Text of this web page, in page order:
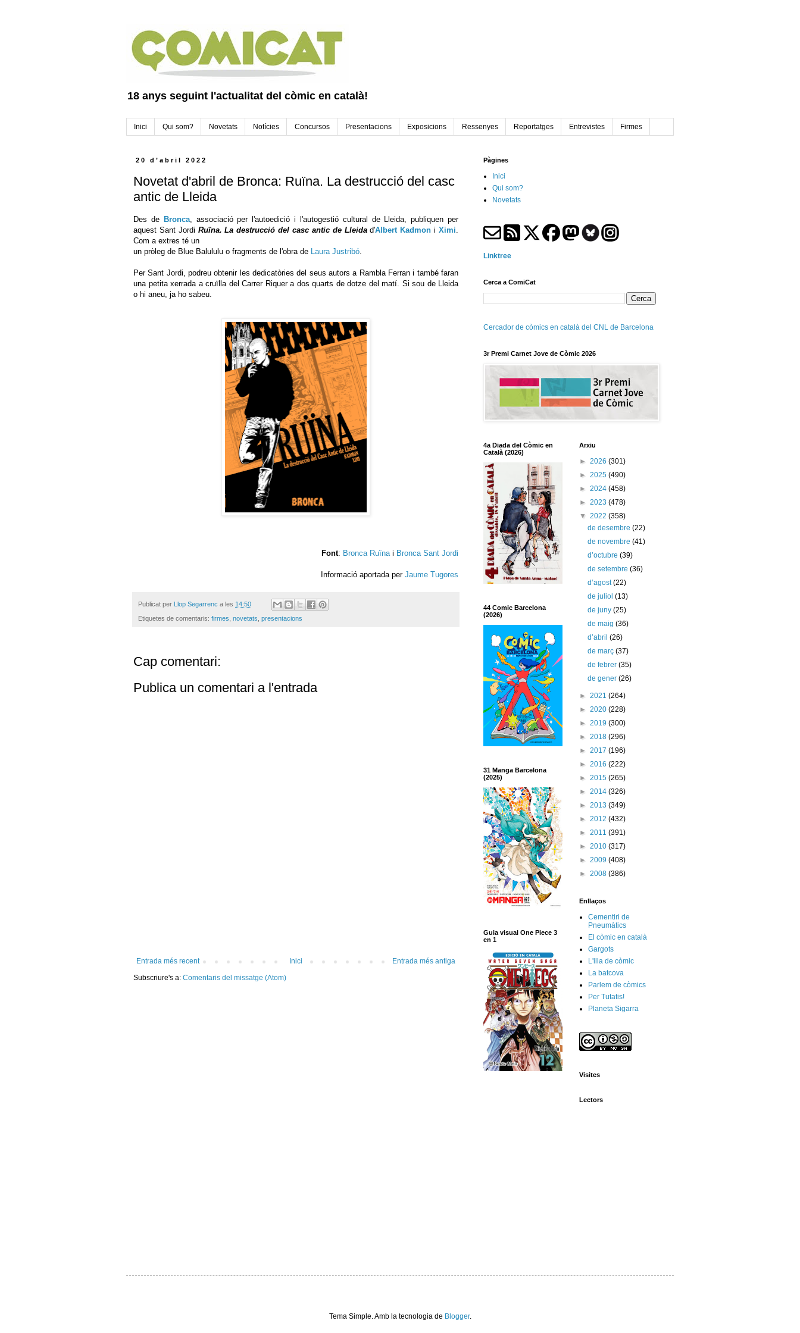
18 anys seguint l'actualitat del còmic en català!
Inici Qui som? Novetats Notícies Concursos Presentacions Exposicions Ressenyes Reportatges Entrevistes Firmes
20 d’abril 2022
Novetat d'abril de Bronca: Ruïna. La destrucció del casc
antic de Lleida
Des de Bronca, associació per l'autoedició i l'autogestió cultural de Lleida, publiquen per
aquest Sant Jordi Ruïna. La destrucció del casc antic de Lleidad'Albert Kadmon iXimi.
Com a extres té un
un pròleg de Blue Balululu o fragments de l'obra de Laura Justribó.
Per Sant Jordi, podreu obtenir les dedicatòries del seus autors a Rambla Ferran i també faran
una petita xerrada a cruïlla del Carrer Riquer a dos quarts de dotze del matí. Si sou de Lleida
o hi aneu, ja ho sabeu.
Font: Bronca Ruïnai Bronca Sant Jordi
Informació aportada per Jaume Tugores
Publicat per Llop Segarrenc a les 14:50
Etiquetes de comentaris: firmes novetats presentacions
Cap comentari:
Publica un comentari a l'entrada
Entrada més recent Entrada més antiga
Inici
Subscriure's a: Comentaris del missatge (Atom)
Pàgines
Inici
Qui som?
Novetats
Linktree
Cerca a ComiCat
Cercador de còmics en català del CNL de Barcelona
3r Premi Carnet Jove de Còmic 2026
4a Diada del Còmic en
Català (2026)
44 Comic Barcelona
(2026)
31 Manga Barcelona
(2025)
Guia visual One Piece 3
en 1
Arxiu
► 2026 (301)
► 2025 (490)
► 2024 (458)
► 2023 (478)
▼ 2022 (358)
de desembre(22)
de novembre(41)
d’octubre(39)
de setembre(36)
d’agost(22)
de juliol(13)
de juny(25)
de maig(36)
d’abril(26)
de març(37)
de febrer(35)
de gener(26)
► 2021 (264)
► 2020 (228)
► 2019 (300)
► 2018 (296)
► 2017 (196)
► 2016 (222)
► 2015 (265)
► 2014 (326)
► 2013 (349)
► 2012 (432)
► 2011 (391)
► 2010 (317)
► 2009 (408)
► 2008 (386)
Enllaços
Cementiri de
Pneumàtics
El còmic en català
Gargots
L'illa de còmic
La batcova
Parlem de còmics
Per Tutatis!
Planeta Sigarra
Visites
Lectors
Tema Simple. Amb la tecnologia de Blogger.